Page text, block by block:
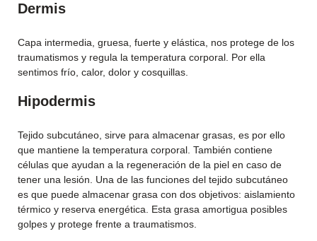
Dermis
Capa intermedia, gruesa, fuerte y elástica, nos protege de los
traumatismos y regula la temperatura corporal. Por ella
sentimos frío, calor, dolor y cosquillas.
Hipodermis
Tejido subcutáneo, sirve para almacenar grasas, es por ello
que mantiene la temperatura corporal. También contiene
células que ayudan a la regeneración de la piel en caso de
tener una lesión. Una de las funciones del tejido subcutáneo
es que puede almacenar grasa con dos objetivos: aislamiento
térmico y reserva energética. Esta grasa amortigua posibles
golpes y protege frente a traumatismos.